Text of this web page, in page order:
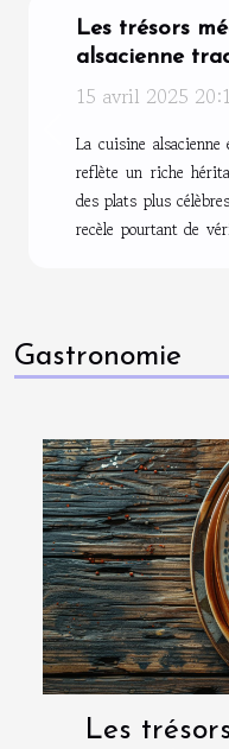
Les trésors
alsacienne
15 avril 2025
La cuisine
reflète un riche
des plats plus
recèle pourtant de
des traditions
gastronomie
Previous
Gastronomie
Les